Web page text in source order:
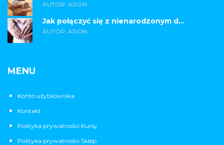
AUTOR: ARON
Jak połączyć się z nienarodzonym d...
AUTOR: ARON
MENU
Konto użytkownika
Kontakt
Polityka prywatności Kursy
Polityka prywatności Sklep